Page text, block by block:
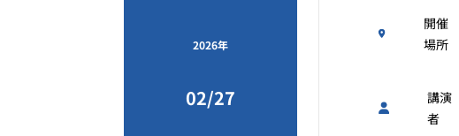
2026年
02/27
開催
場所
講演
者